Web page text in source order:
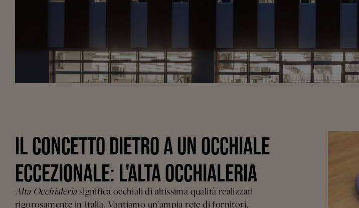
IL CONCETTO DIETRO A UN OCCHIALE
ECCEZIONALE: L'ALTA OCCHIALERIA
Alta Occhialeriasignifica occhiali di altissima qualità realizzati
rigorosamente in Italia. Vantiamo un'ampia rete di fornitori,